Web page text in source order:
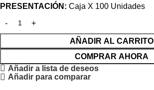
PRESENTACIÓN: Caja X 100 Unidades
AÑADIR AL CARRITO
COMPRAR AHORA
Añadir a lista de deseos
Añadir para comparar